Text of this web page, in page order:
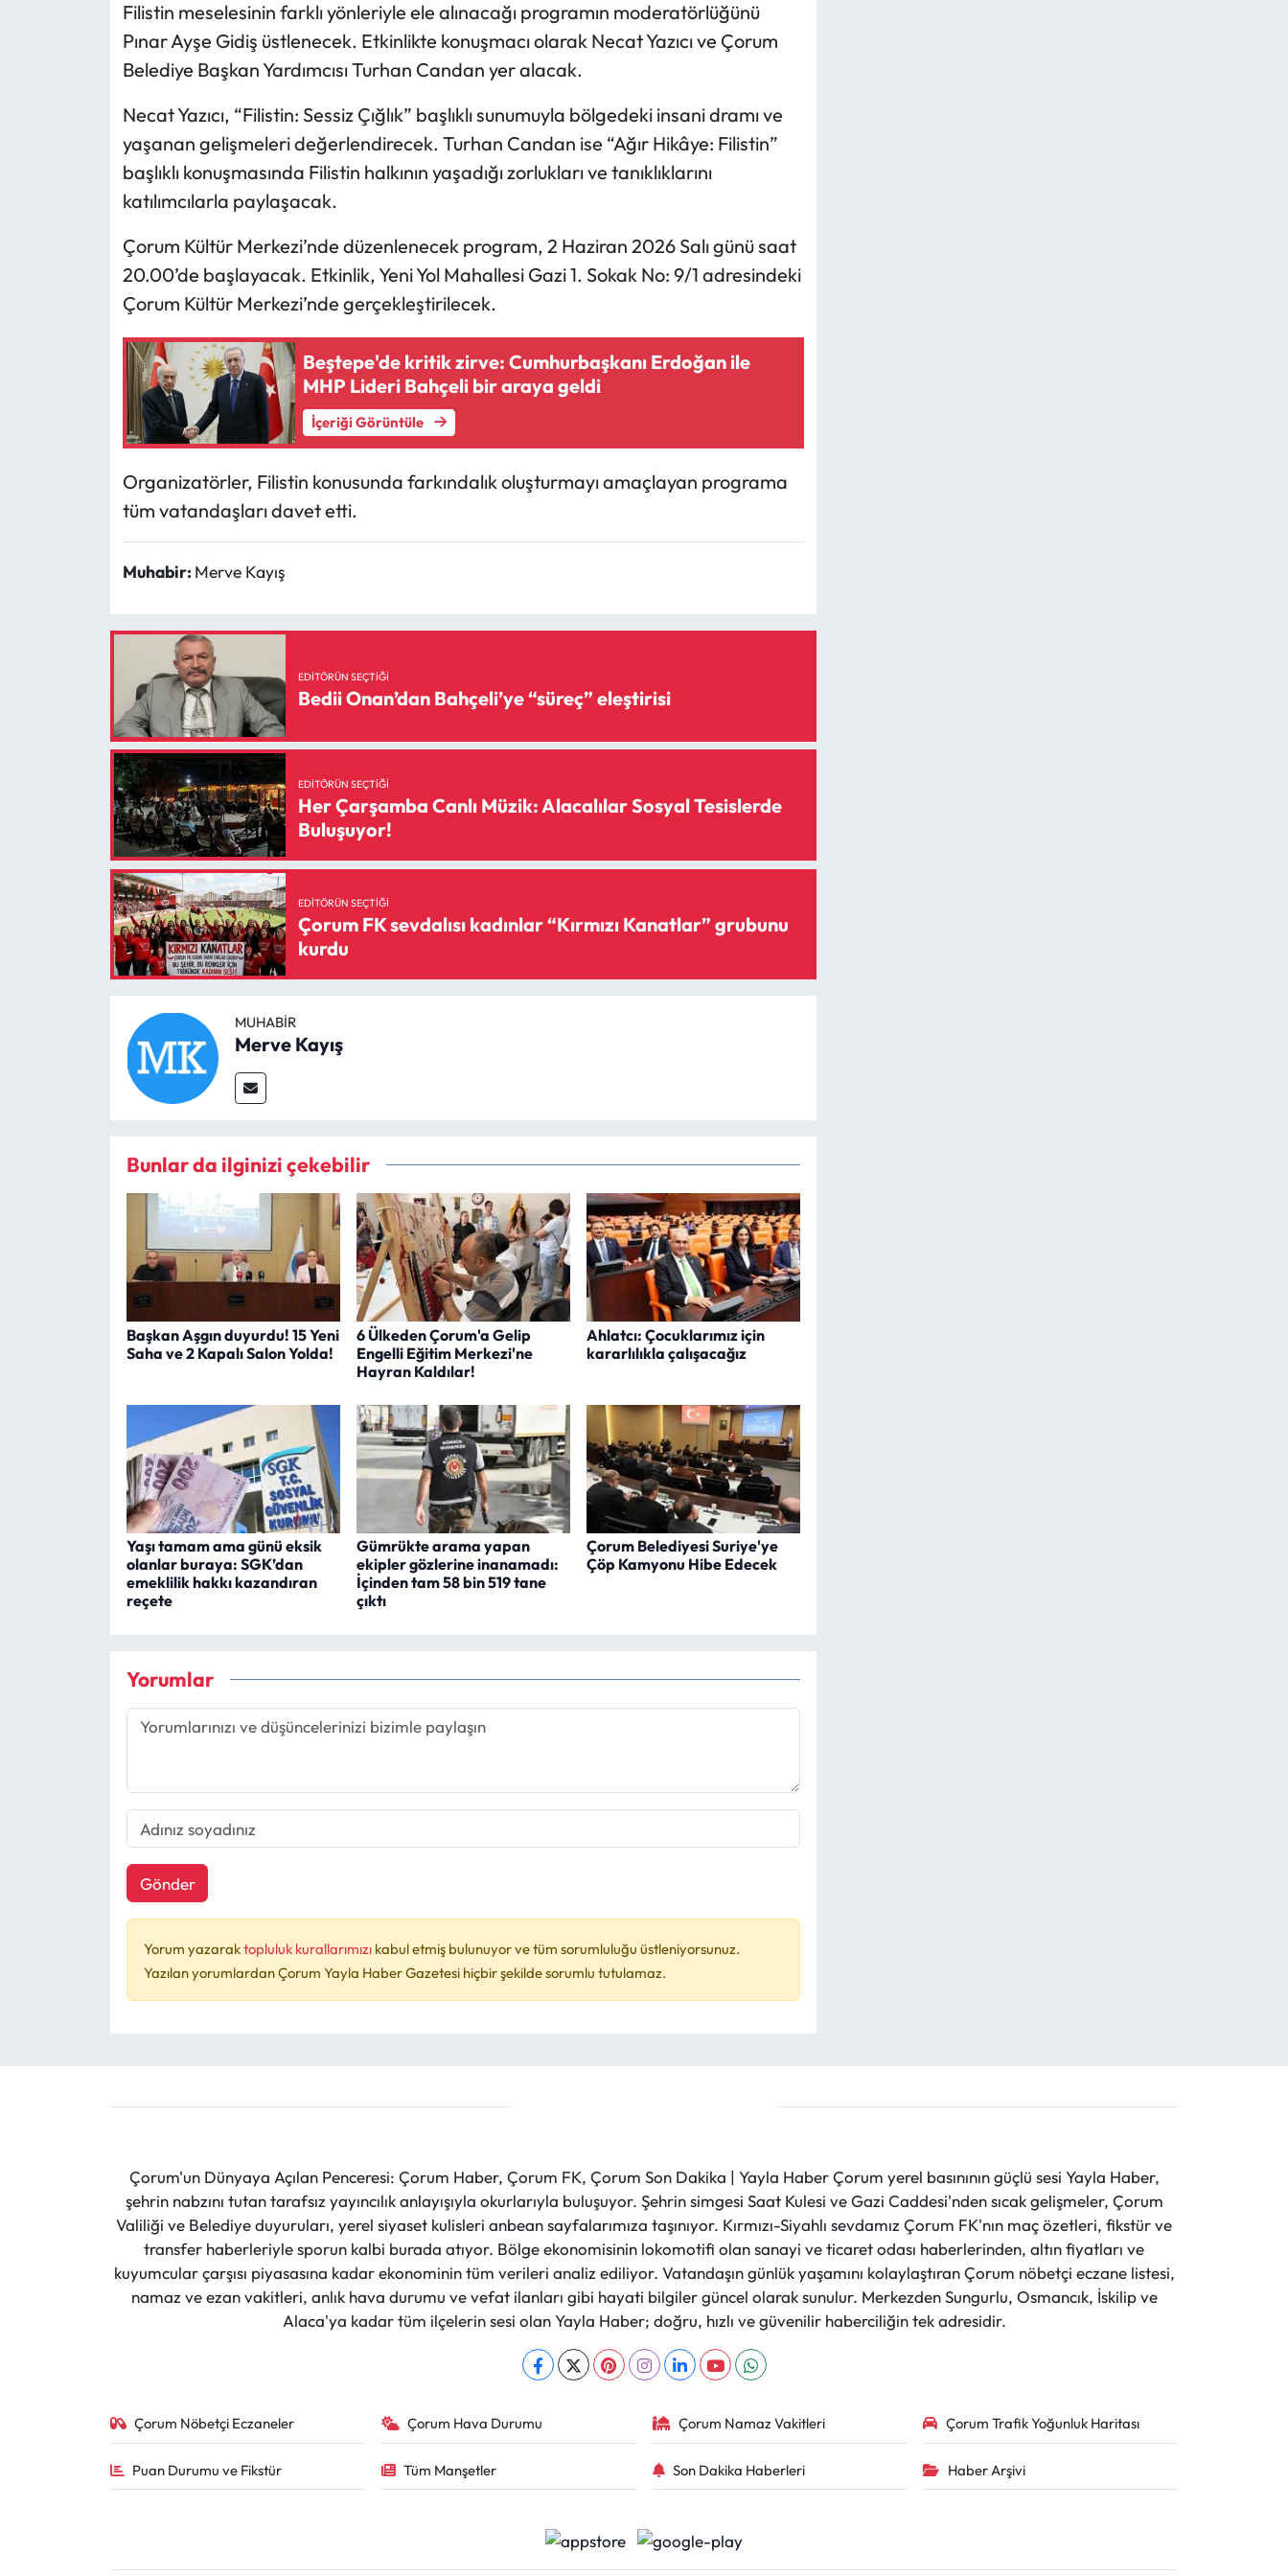
Filistin meselesinin farklı yönleriyle ele alınacağı programın moderatörlüğünü
Pınar Ayşe Gidiş üstlenecek. Etkinlikte konuşmacı olarak Necat Yazıcı ve Çorum
Belediye Başkan Yardımcısı Turhan Candan yer alacak.
Necat Yazıcı, “Filistin: Sessiz Çığlık” başlıklı sunumuyla bölgedeki insani dramı ve
yaşanan gelişmeleri değerlendirecek. Turhan Candan ise “Ağır Hikâye: Filistin”
başlıklı konuşmasında Filistin halkının yaşadığı zorlukları ve tanıklıklarını
katılımcılarla paylaşacak.
Çorum Kültür Merkezi’nde düzenlenecek program, 2 Haziran 2026 Salı günü saat
20.00’de başlayacak. Etkinlik, Yeni Yol Mahallesi Gazi 1. Sokak No: 9/1 adresindeki
Çorum Kültür Merkezi’nde gerçekleştirilecek.
Beştepe'de kritik zirve: Cumhurbaşkanı Erdoğan ile
MHP Lideri Bahçeli bir araya geldi
İçeriği Görüntüle
Organizatörler, Filistin konusunda farkındalık oluşturmayı amaçlayan programa
tüm vatandaşları davet etti.
Muhabir: Merve Kayış
EDITÖRÜN SEÇTIĞI
Bedii Onan’dan Bahçeli’ye “süreç” eleştirisi
EDITÖRÜN SEÇTIĞI
Her Çarşamba Canlı Müzik: Alacalılar Sosyal Tesislerde
Buluşuyor!
EDITÖRÜN SEÇTIĞI
Çorum FK sevdalısı kadınlar “Kırmızı Kanatlar” grubunu
kurdu
MUHABIR
Merve Kayış
Bunlar da ilginizi çekebilir
Başkan Aşgın duyurdu! 15 Yeni
Saha ve 2 Kapalı Salon Yolda!
6 Ülkeden Çorum'a Gelip
Engelli Eğitim Merkezi'ne
Hayran Kaldılar!
Ahlatcı: Çocuklarımız için
kararlılıkla çalışacağız
Yaşı tamam ama günü eksik
olanlar buraya: SGK’dan
emeklilik hakkı kazandıran
reçete
Gümrükte arama yapan
ekipler gözlerine inanamadı:
İçinden tam 58 bin 519 tane
çıktı
Çorum Belediyesi Suriye'ye
Çöp Kamyonu Hibe Edecek
Yorumlar
Gönder
Yorum yazaraktopluluk kurallarımızı kabul etmiş bulunuyor ve tüm sorumluluğu üstleniyorsunuz.
Yazılan yorumlardan Çorum Yayla Haber Gazetesi hiçbir şekilde sorumlu tutulamaz.
Çorum'un Dünyaya Açılan Penceresi: Çorum Haber, Çorum FK, Çorum Son Dakika | Yayla Haber Çorum yerel basınının güçlü sesi Yayla Haber,
şehrin nabzını tutan tarafsız yayıncılık anlayışıyla okurlarıyla buluşuyor. Şehrin simgesi Saat Kulesi ve Gazi Caddesi'nden sıcak gelişmeler, Çorum
Valiliği ve Belediye duyuruları, yerel siyaset kulisleri anbean sayfalarımıza taşınıyor. Kırmızı-Siyahlı sevdamız Çorum FK'nın maç özetleri, fikstür ve
transfer haberleriyle sporun kalbi burada atıyor. Bölge ekonomisinin lokomotifi olan sanayi ve ticaret odası haberlerinden, altın fiyatları ve
kuyumcular çarşısı piyasasına kadar ekonominin tüm verileri analiz ediliyor. Vatandaşın günlük yaşamını kolaylaştıran Çorum nöbetçi eczane listesi,
namaz ve ezan vakitleri, anlık hava durumu ve vefat ilanları gibi hayati bilgiler güncel olarak sunulur. Merkezden Sungurlu, Osmancık, İskilip ve
Alaca'ya kadar tüm ilçelerin sesi olan Yayla Haber; doğru, hızlı ve güvenilir haberciliğin tek adresidir.
Çorum Nöbetçi Eczaneler Çorum Hava Durumu Çorum Namaz Vakitleri Çorum Trafik Yoğunluk Haritası
Puan Durumu ve Fikstür Tüm Manşetler Son Dakika Haberleri Haber Arşivi
Mecitözü Haberleri
Ortaköy Haberleri
Osmancık Haberleri
Otomotiv
Resmi Reklam
Uğurludağ Haberleri
Yayla Haber
Yemek Tarifleri
Yerel Haberler